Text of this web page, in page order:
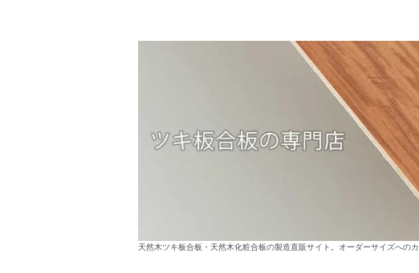
天然木ツキ板合板・天然木化粧合板の製造直販サイト。オーダーサイズへの